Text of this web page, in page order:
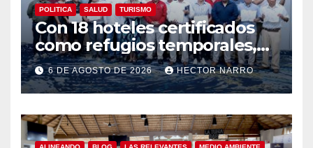
POLITICA SALUD TURISMO
Con 18 hoteles certificados
como refugios temporales,
Gobierno de Los Cabos
refuerza la prevención y
garantiza un destino seguro
6 DE AGOSTO DE 2026 HECTOR NARRO